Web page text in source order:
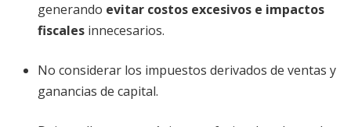
generando evitar costos excesivos e impactos
fiscales innecesarios.
No considerar los impuestos derivados de ventas y
ganancias de capital.